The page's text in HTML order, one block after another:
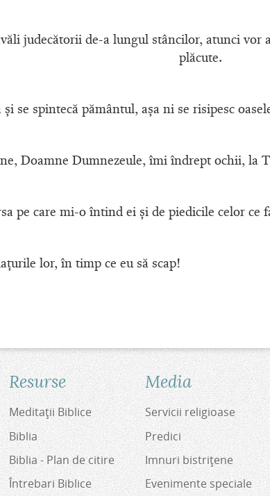
judecătorii de-a lungul stâncilor, atunci vor
plăcute.
şi se spintecă pământul, aşa ni se risipesc
Doamne Dumnezeule, îmi îndrept ochii, la
pe care mi-o întind ei şi de piedicile celor ce
lor, în timp ce eu să scap!
Resurse
Meditaţii Biblice
Biblia
Biblia - Plan de citire
Întrebari Biblice
Media
Servicii religioase
Predici
Imnuri bistriţene
Evenimente speciale